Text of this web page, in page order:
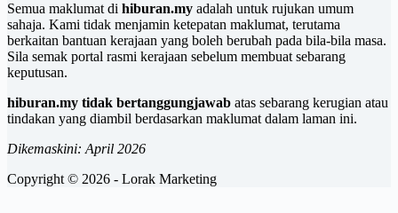
Semua maklumat di hiburan.my adalah untuk rujukan umum
sahaja. Kami tidak menjamin ketepatan maklumat, terutama
berkaitan bantuan kerajaan yang boleh berubah pada bila-bila masa.
Sila semak portal rasmi kerajaan sebelum membuat sebarang
keputusan.
hiburan.my tidak bertanggungjawab atas sebarang kerugian atau
tindakan yang diambil berdasarkan maklumat dalam laman ini.
Dikemaskini: April 2026
Copyright © 2026 - Lorak Marketing